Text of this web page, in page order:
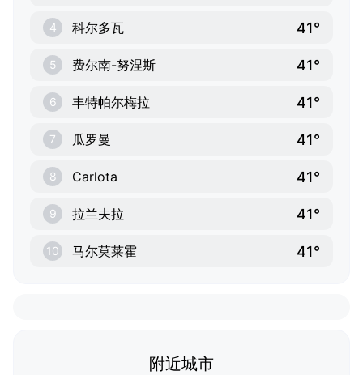
4 科尔多瓦 41°
5 费尔南-努涅斯 41°
6 丰特帕尔梅拉 41°
7 瓜罗曼 41°
8 Carlota 41°
9 拉兰夫拉 41°
10 马尔莫莱霍 41°
附近城市